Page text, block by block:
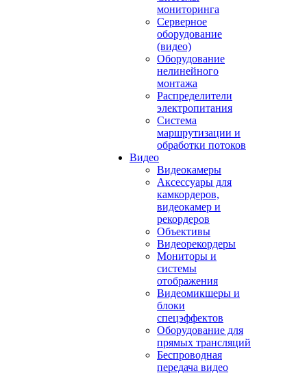
мониторинга
Серверное
оборудование
(видео)
Оборудование
нелинейного
монтажа
Распределители
электропитания
Система
маршрутизации и
обработки потоков
Видео
Видеокамеры
Аксессуары для
камкордеров,
видеокамер и
рекордеров
Объективы
Видеорекордеры
Мониторы и
системы
отображения
Видеомикшеры и
блоки
спецэффектов
Оборудование для
прямых трансляций
Беспроводная
передача видео